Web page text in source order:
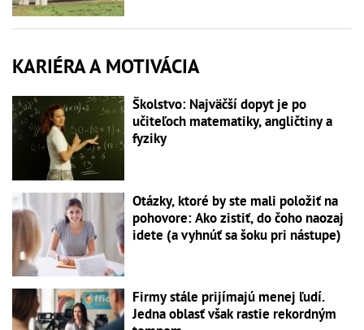
KARIÉRA A MOTIVÁCIA
Školstvo: Najväčší dopyt je po
učiteľoch matematiky, angličtiny a
fyziky
Otázky, ktoré by ste mali položiť na
pohovore: Ako zistiť, do čoho naozaj
idete (a vyhnúť sa šoku pri nástupe)
Firmy stále prijímajú menej ľudí.
Jedna oblasť však rastie rekordným